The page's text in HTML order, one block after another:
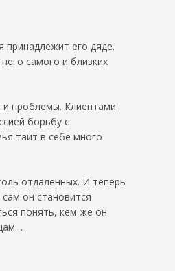
принадлежит его дяде.
самого и близких
проблемы. Клиентами
борьбу с
таит в себе много
отдаленных. И теперь
он становится
понять, кем же он